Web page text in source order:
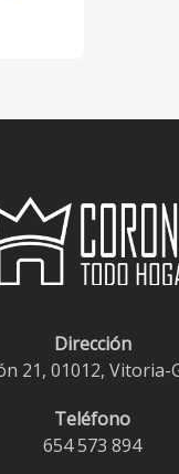
Dirección
21, 01012, Vitoria-
Teléfono
654 573 894